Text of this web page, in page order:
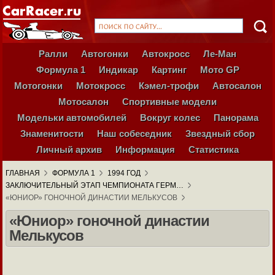
Ралли Автогонки Автокросс
Ле-Ман
Формула 1
Индикар Картинг
Мото GP
Мотогонки
Мотокросс Кэмел-трофи
Автосалон
Мотосалон
Спортивные модели
Модельки автомобилей
Вокруг колес
Панорама
Знаменитости
Наш собеседник
Звездный сбор
Личный архив
Информация Статистика
ГЛАВНАЯ ФОРМУЛА 1
1994 ГОД
ЗАКЛЮЧИТЕЛЬНЫЙ ЭТАП ЧЕМПИОНАТА ГЕРМ…
«ЮНИОР» ГОНОЧНОЙ ДИНАСТИИ МЕЛЬКУСОВ
«Юниор» гоночной династии
Мелькусов